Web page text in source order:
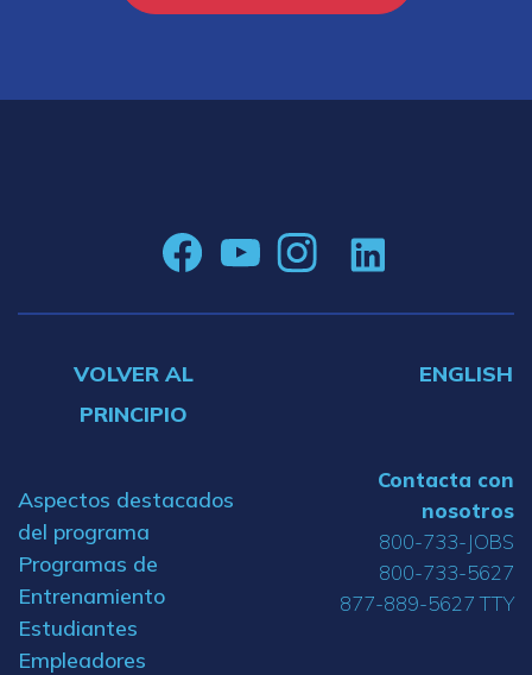
VOLVER AL
PRINCIPIO
ENGLISH
Aspectos destacados
del programa
Programas de
Entrenamiento
Estudiantes
Empleadores
Contacta con
nosotros
800-733-JOBS
800-733-5627
877-889-5627 TTY